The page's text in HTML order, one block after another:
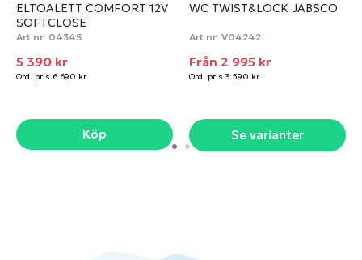
ELTOALETT COMFORT 12V
SOFTCLOSE
Art nr: 04345
5 390 kr
Ord. pris 6 690 kr
Köp
WC TWIST&LOCK JABSCO
Art nr: V04242
Från 2 995 kr
Ord. pris 3 590 kr
Se varianter